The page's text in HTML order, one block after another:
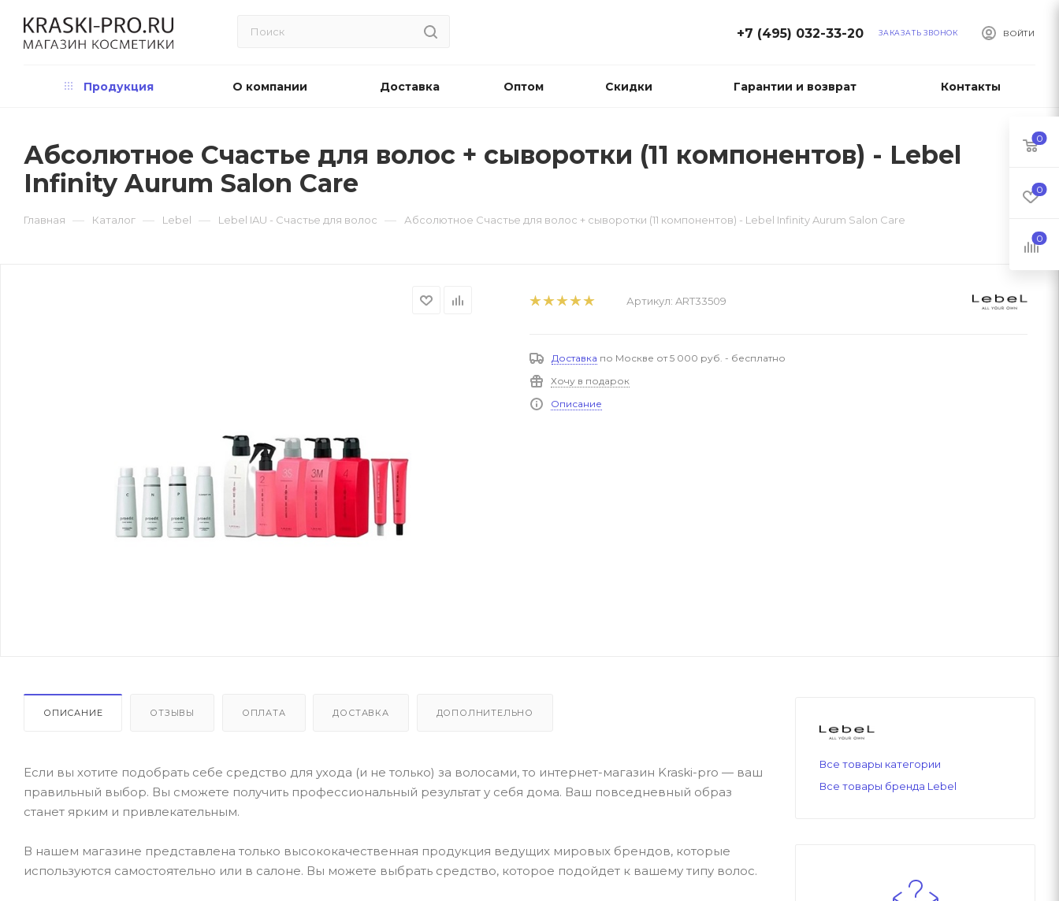
ВОЙТИ
+7 (495) 032-33-20 ЗАКАЗАТЬ ЗВОНОК
Продукция О компании Доставка Оптом Скидки Гарантии и возврат Контакты
Абсолютное Счастье для волос + сыворотки (11 компонентов) - Lebel
Infinity Aurum Salon Care
Главная — Каталог — Lebel — Lebel IAU - Счастье для волос — Абсолютное Счастье для волос + сыворотки (11 компонентов) - Lebel Infinity Aurum Salon Care
Артикул: ART33509
Доставка по Москве от 5 000 руб. - бесплатно
Хочу в подарок
Описание
ОПИСАНИЕ ОТЗЫВЫ ОПЛАТА ДОСТАВКА ДОПОЛНИТЕЛЬНО
Если вы хотите подобрать себе средство для ухода (и не только) за волосами, то интернет-магазин Kraski-pro — ваш
правильный выбор. Вы сможете получить профессиональный результат у себя дома. Ваш повседневный образ
станет ярким и привлекательным.
В нашем магазине представлена только высококачественная продукция ведущих мировых брендов, которые
используются самостоятельно или в салоне. Вы можете выбрать средство, которое подойдет к вашему типу волос.
Все товары категории
Все товары бренда Lebel
0
0
0